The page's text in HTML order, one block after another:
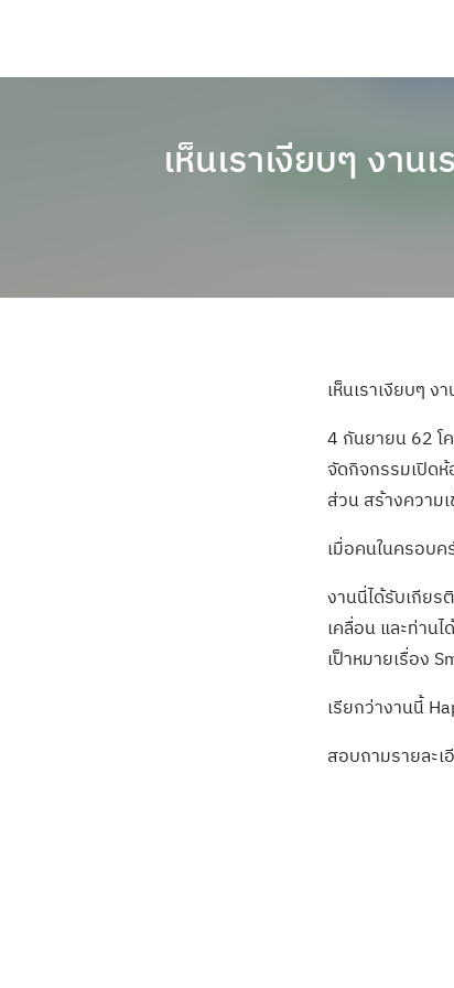
เห็นเราเงียบๆ งา
เห็นเราเงียบๆ ง
4 กันยายน 62 โ
จัดกิจกรรมเปิดห้
ส่วน สร้างความ
เมื่อคนในครอบ
งานนี่ได้รับเกีย
เคลื่อน และท่าน
เป็าหมายเรื่อง
เรียกว่างานนี้
สอบถามรายละเ